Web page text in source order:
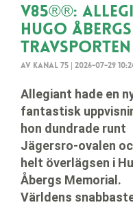
V85®®:
Hugo
travsporten
Av Kanal 75 | 2026-07-29
Allegiant hade en
fantastisk
hon dundrade runt
Jägersro-ovalen
helt överlägsen i
Åbergs Memorial.
Världens